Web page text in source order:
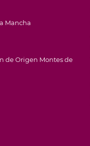
Mancha
de Origen Montes de